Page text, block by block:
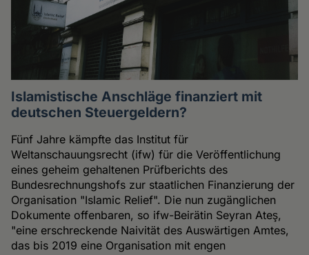
Islamistische Anschläge finanziert mit
deutschen Steuergeldern?
Fünf Jahre kämpfte das Institut für
Weltanschauungsrecht (ifw) für die Veröffentlichung
eines geheim gehaltenen Prüfberichts des
Bundesrechnungshofs zur staatlichen Finanzierung der
Organisation "Islamic Relief". Die nun zugänglichen
Dokumente offenbaren, so ifw-Beirätin Seyran Ateş,
"eine erschreckende Naivität des Auswärtigen Amtes,
das bis 2019 eine Organisation mit engen